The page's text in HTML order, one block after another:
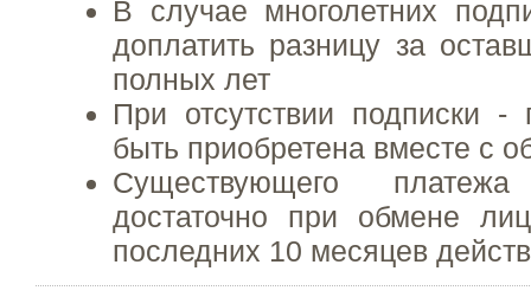
В случае многолетних
доплатить разницу за
полных лет
При отсутствии подписки -
быть приобретена вместе с
Существующего
достаточно при обмене
последних 10 месяцев